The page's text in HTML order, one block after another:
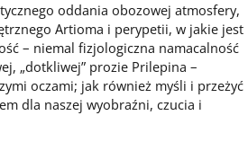
oddania obozowej atmosfery,
Artioma i perypetii, w jakie jest
– niemal fizjologiczna namacalność
„dotkliwej” prozie Prilepina –
oczami; jak również myśli i przeżyć
dla naszej wyobraźni, czucia i